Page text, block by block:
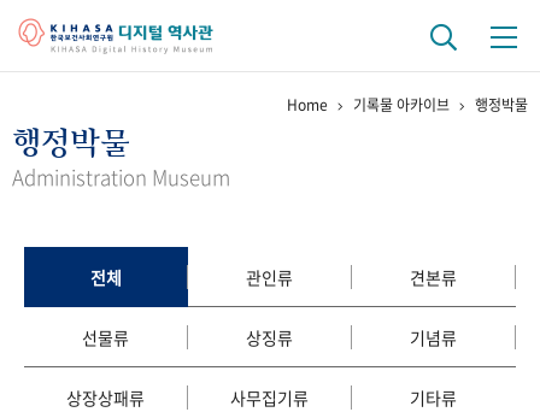
걸어온 길 기관 변천사
정책과 연구 키워드로 보는 연구 역사
연구자들
간행물 변천사
기록물 아카이브
Home 기록물 아카이브 행정박물
행정박물
Administration Museum
전체 관인류 견본류
선물류 상징류 기념류
상장상패류 사무집기류 기타류